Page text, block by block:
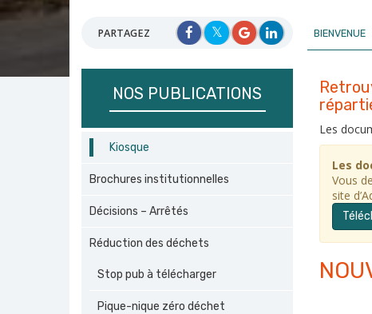
PARTAGEZ
NOS PUBLICATIONS
Kiosque
Brochures institutionnelles
Décisions – Arrêtés
Réduction des déchets
Stop pub à télécharger
Pique-nique zéro déchet
BIENVENUE
Les
Les
Vous
site